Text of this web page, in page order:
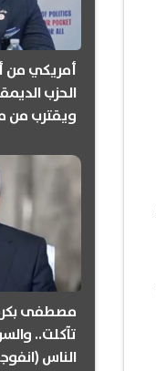
أمريكي من
الحزب
ويقترب من
مصطفى
تآكلت..
الناس